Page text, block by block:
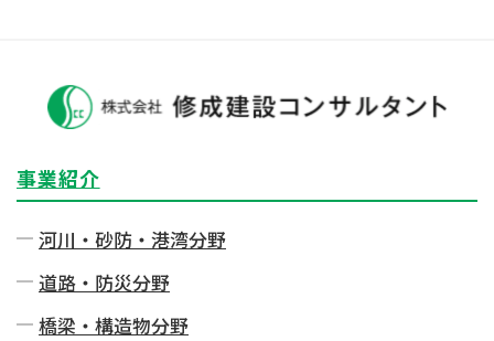
事業紹介
河川・砂防・港湾分野
道路・防災分野
橋梁・構造物分野